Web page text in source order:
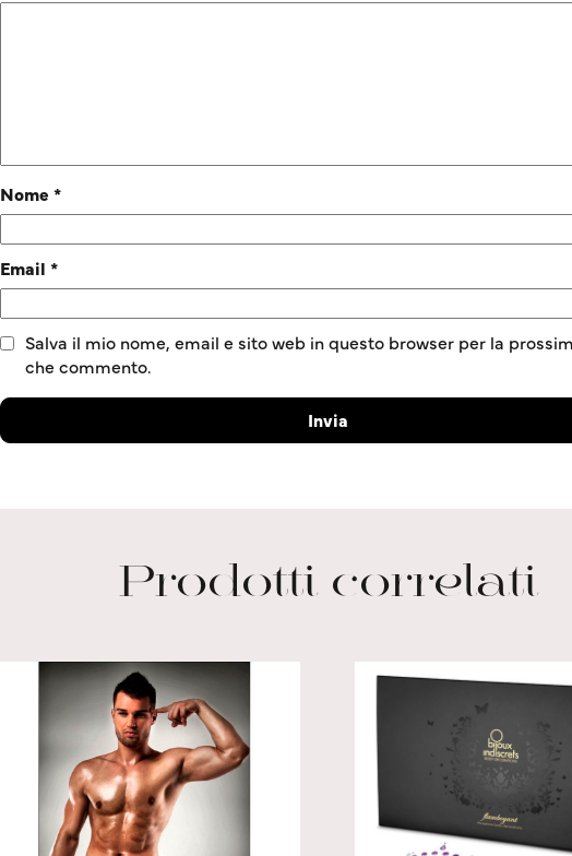
Nome *
Email *
Salva il mio nome, email e sito web in questo browser per la
che commento.
Prodotti correlati